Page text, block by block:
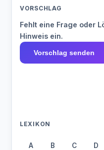
VORSCHLAG
Fehlt eine Frage oder
Hinweis ein.
Vorschlag senden
LEXIKON
A B C D